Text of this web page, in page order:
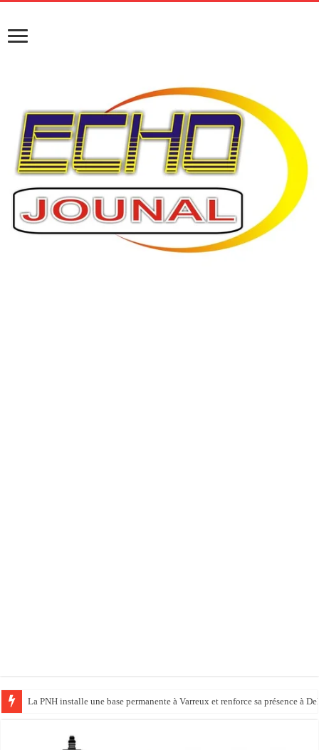
La PNH installe une base permanente à Varreux et renforce sa présence à
Haïti / Élections: KAPAB ferme la marche des inscriptions au CEP, la